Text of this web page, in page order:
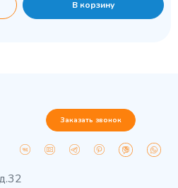
В корзину
Заказать звонок